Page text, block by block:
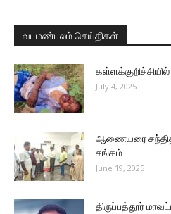
வடமண்டலம் செய்திகள்
July 4, 2025
ஆணையரை
சங்கம்
June 19, 2025
திருப்பத்தூர்